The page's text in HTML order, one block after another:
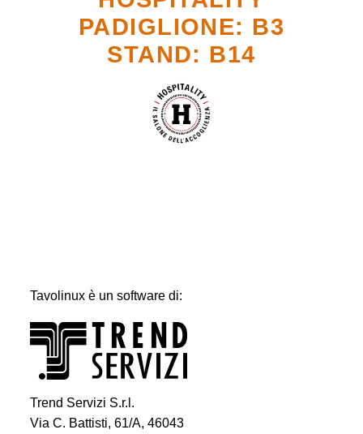
PADIGLIONE: B3
STAND: B14
Tavolinux è un software di:
Trend Servizi S.r.l.
Via C. Battisti, 61/A, 46043